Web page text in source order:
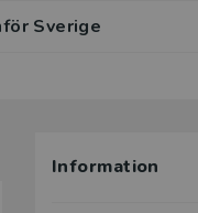
Sverige
Information